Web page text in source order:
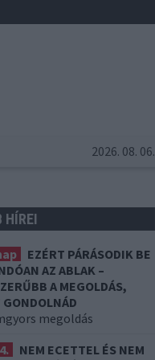
2026. 08. 06.
HÍREI
EZÉRT PÁRÁSODIK BE
AZ ABLAK –
A MEGOLDÁS,
megoldás
NEM ECETTEL ÉS NEM